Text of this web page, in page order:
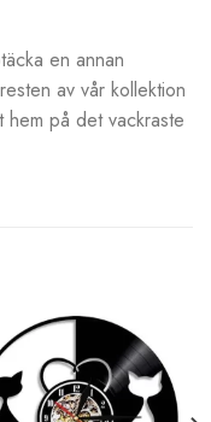
en annan
av vår kollektion
på det vackraste